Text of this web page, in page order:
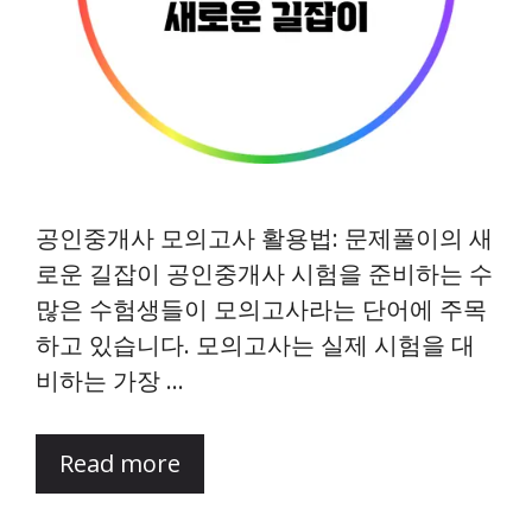
공인중개사 모의고사 활용법: 문제풀이의 새
로운 길잡이 공인중개사 시험을 준비하는 수
많은 수험생들이 모의고사라는 단어에 주목
하고 있습니다. 모의고사는 실제 시험을 대
비하는 가장 …
Read more